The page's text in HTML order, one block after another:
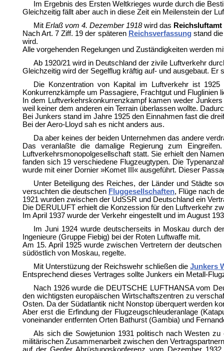
Im Ergebnis des Ersten Weltkrieges wurde durch die
Gleichzeitig fällt aber auch in diese Zeit ein Meilenstein der
Mit Erlaß vom 4. Dezember 1918wird das Reichsluftamt
Nach Art. 7 Ziff. 19 der späteren Reichsverfassungstand die
wird.
Alle vorgehenden Regelungen und Zuständigkeiten werden
Ab 1920/21 wird in Deutschland der zivile Luftverkehr
Gleichzeitig wird der Segelflug kräftig auf- und ausgebaut.
Die Konzentration von Kapital im Luftverkehr ist
Konkurrenzkämpfe um Passagiere, Frachtgut und Fluglinien
In dem Luftverkehrskonkurrenzkampf kamen weder
weil keiner dem anderen ein Terrain überlassen wollte.
Bei Junkers stand im Jahre 1925 den Einnahmen fast die
Bei der Aero-Lloyd sah es nicht anders aus.
Da aber keines der beiden Unternehmen das andere
Das veranlaßte die damalige Regierung zum
Luftverkehrsmonopolgesellschaft statt. Sie erhielt den
fanden sich 19 verschiedene Flugzeugtypen. Die
wurde mit einer Dornier »Komet III« ausgeführt. Dieser
Unter Beteiligung des Reiches, der Länder und Städte
versuchten die deutschen Fluggesellschaften, Flüge nach
1921 wurden zwischen der UdSSR und Deutschland ein
Die DERULUFT erhielt die Konzession für den Luftverkehr
Im April 1937 wurde der Verkehr eingestellt und im August
Im Juni 1924 wurde deutscherseits in Moskau durch
Ingenieure (Gruppe Fiebig) bei der Roten Luftwaffe mit.
Am 15. April 1925 wurde zwischen Vertretern der
südöstlich von Moskau, regelte.
Mit Unterstüzung der Reichswehr schließen die Junkers
Entsprechend dieses Vertrages sollte Junkers ein Metall-
Nach 1926 wurde die DEUTSCHE LUFTHANSA vom
den wichtigsten europäischen Wirtschaftszentren zu
Osten. Da der Südatlantik nicht Nonstop überquert werden
Aber erst die Erfindung der Flugzeugschleuderanlage
voneinander entfernten Orten Bathurst (Gambia) und
Als sich die Sowjetunion 1931 politisch nach Westen
militärischen Zusammenarbeit zwischen den